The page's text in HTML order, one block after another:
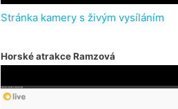
Stránka kamery s živým vysíláním
Horské atrakce Ramzová